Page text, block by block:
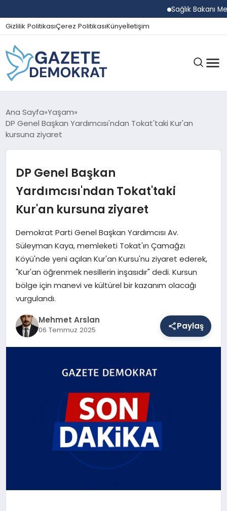
Sağlık Bakanı
Gizlilik PolitikasıÇerez PolitikasıKünyeİletişim
GÜNDEM
EKONOMI
SPOR
SAĞLIK
EĞITIM
DÜNYA
Ana Sayfa Yaşam
DP Genel Başkan Yardımcısı'ndan Tokat'taki Kur'an
kursuna ziyaret
DP Genel Başkan
Yardımcısı'ndan Tokat'taki
Kur'an kursuna ziyaret
Demokrat Parti Genel Başkan Yardımcısı Av.
Süleyman Kaya, memleketi Tokat'ın Çamağzı
Köyü'nde yeni açılan Kur'an Kursu'nu ziyaret ederek,
"Kur'an öğrenmek nesillerin inşasıdır" dedi. Kursun
bölge için manevi ve kültürel bir kazanım olacağı
vurgulandı.
Mehmet Arslan
06 Temmuz 2025 Paylaş